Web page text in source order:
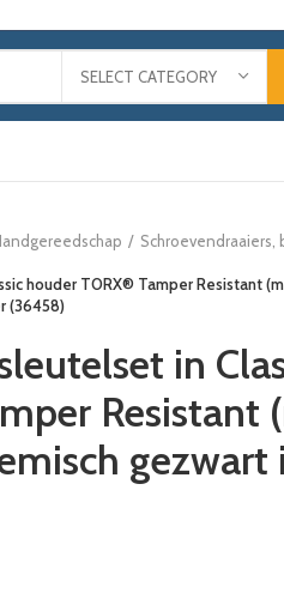
SELECT CATEGORY
Schroevendraaiers,
houder TORX® Tamper Resistant
(36458)
in
Resistant
gezwart